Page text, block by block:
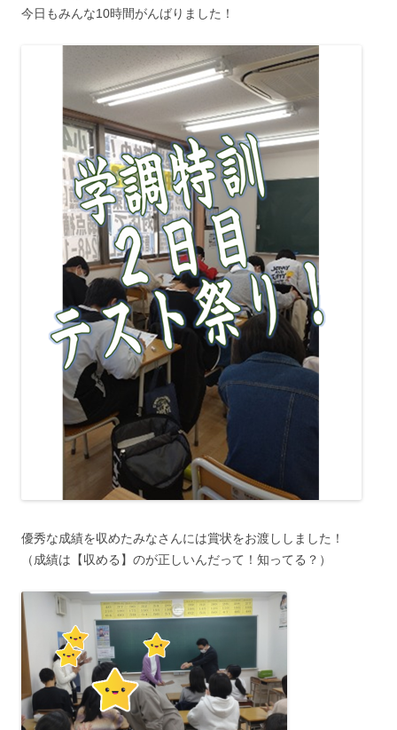
今日もみんな10時間がんばりました！
優秀な成績を収めたみなさんには賞状をお渡ししました！
（成績は【収める】のが正しいんだって！知ってる？）